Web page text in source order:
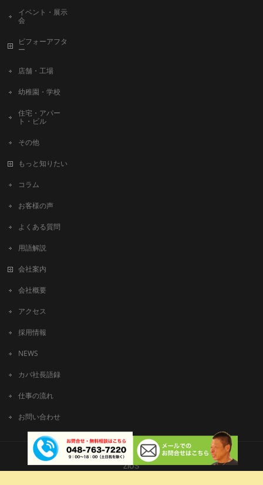
イベント・展示
会
ビフォーアフタ
ー
店舗・工場
幼稚園・学校
住宅・アパー
ト・ビル
その他
もっと知りたい
コラム
お客様の声
よくある質問
用語解説
会社案内
会社概要
アクセス
採用情報
NEWS
カバ社長語録
仕事の流れ
お問い合わせ
Copyright © 有限会社ビッグアート All Rights Reserved.
ZIUS